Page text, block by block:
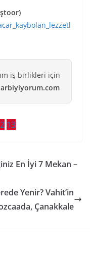
iş birlikleri için
13
En İyi 7 Mekan –
Yenir? Vahit’in
Çanakkale